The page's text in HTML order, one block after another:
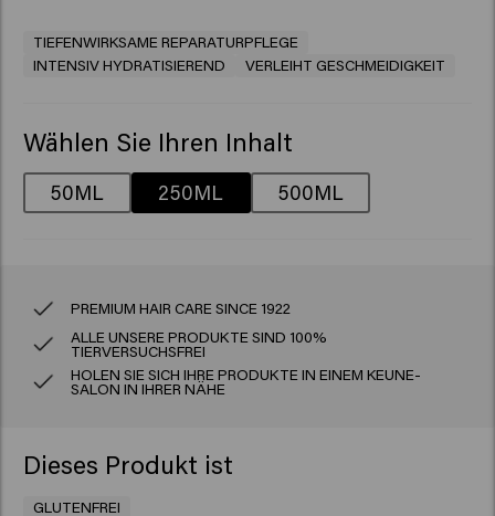
TIEFENWIRKSAME REPARATURPFLEGE
INTENSIV HYDRATISIEREND
VERLEIHT GESCHMEIDIGKEIT
Wählen Sie Ihren Inhalt
50ML 250ML 500ML
PREMIUM HAIR CARE SINCE 1922
ALLE UNSERE PRODUKTE SIND 100%
TIERVERSUCHSFREI
HOLEN SIE SICH IHRE PRODUKTE IN EINEM KEUNE-
SALON IN IHRER NÄHE
Dieses Produkt ist
GLUTENFREI